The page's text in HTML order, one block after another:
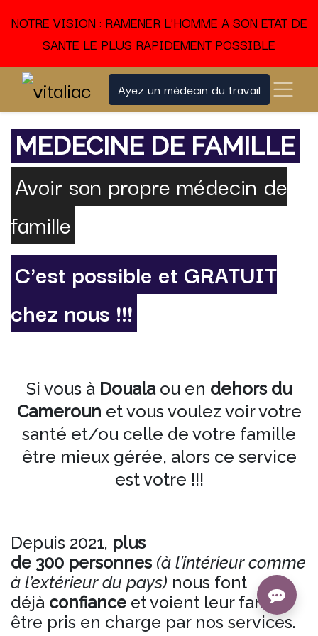
NOTRE VISION : RAMENER L'HOMME A SON ETAT DE
SANTE LE PLUS RAPIDEMENT POSSIBLE
Ayez un médecin du travail
MEDECINE DE FAMILLE
Avoir son propre médecin de
famille
C'est possible et GRATUIT
chez nous !!!
Si vous à Douala ou en dehors du
Cameroun et vous voulez voir votre
santé et/ou celle de votre famille
être mieux gérée, alors ce service
est votre !!!
Depuis 2021, plus
de 300 personnes (à l’intérieur comme
à l’extérieur du pays) nous font
déjà confiance et voient leur famille
être pris en charge par nos services.